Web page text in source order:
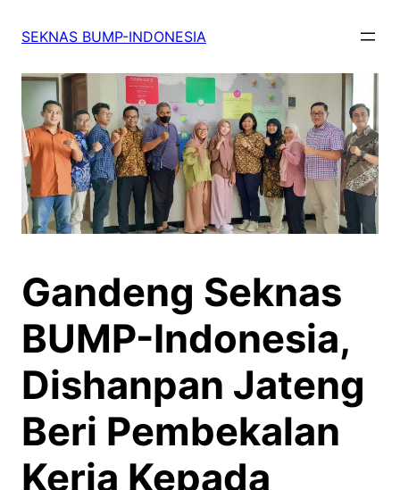
SEKNAS BUMP-INDONESIA
Gandeng Seknas
BUMP-Indonesia,
Dishanpan Jateng
Beri Pembekalan
Kerja Kepada